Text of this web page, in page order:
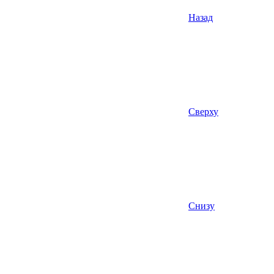
Назад
Сверху
Снизу